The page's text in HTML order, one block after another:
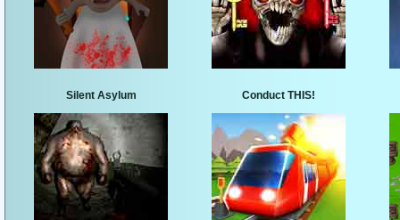
Silent Asylum Conduct THIS!